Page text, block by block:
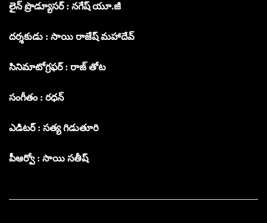
లైన్ ప్రొడ్యూసర్ : నగేష్ యూ.జీ
దర్శకుడు : సాయి రాజేష్ మహాదేవ్
సినిమాటోగ్రఫర్ : రాజ్ తోట
సంగీతం : రధన్
ఎడిటర్ : సత్య గిడుతూరి
పీఆర్వో : సాయి సతీష్